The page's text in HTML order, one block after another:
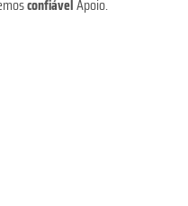
confiávelApoio.